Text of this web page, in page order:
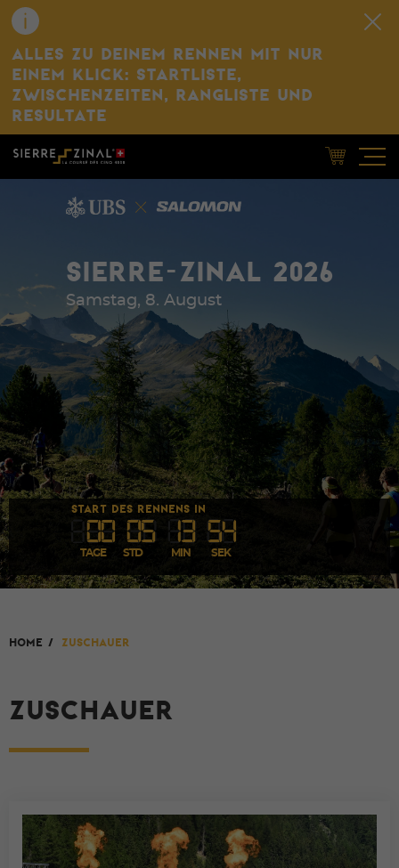
ALLES ZU DEINEM RENNEN MIT NUR
EINEM KLICK: STARTLISTE,
ZWISCHENZEITEN, RANGLISTE UND
RESULTATE
SIERRE-ZINAL 2026
Samstag, 8. August
START DES RENNENS IN
00 05 13 53
TAGE STD MIN SEK
HOME / Zuschauer
ZUSCHAUER